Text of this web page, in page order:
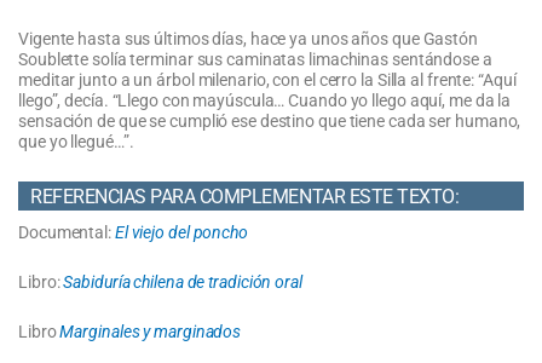
Vigente hasta sus últimos días, hace ya unos años que Gastón
Soublette solía terminar sus caminatas limachinas sentándose a
meditar junto a un árbol milenario, con el cerro la Silla al frente: “Aquí
llego”, decía. “Llego con mayúscula… Cuando yo llego aquí, me da la
sensación de que se cumplió ese destino que tiene cada ser humano,
que yo llegué…”.
REFERENCIAS PARA COMPLEMENTAR ESTE TEXTO:
Documental:El viejo del poncho
Libro:Sabiduría chilena de tradición oral
LibroMarginales y marginados